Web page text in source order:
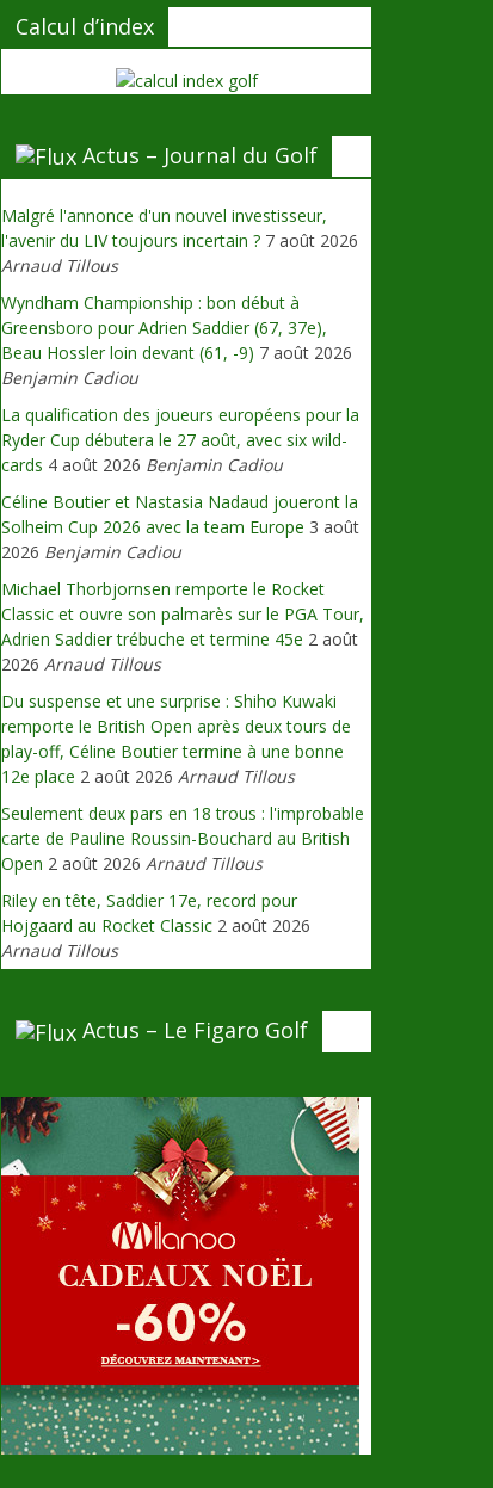
Calcul d’index
Actus – Journal du Golf
Malgré l'annonce d'un nouvel investisseur,
l'avenir du LIV toujours incertain ? 7 août 2026
Arnaud Tillous
Wyndham Championship : bon début à
Greensboro pour Adrien Saddier (67, 37e),
Beau Hossler loin devant (61, -9) 7 août 2026
Benjamin Cadiou
La qualification des joueurs européens pour la
Ryder Cup débutera le 27 août, avec six wild-
cards 4 août 2026 Benjamin Cadiou
Céline Boutier et Nastasia Nadaud joueront la
Solheim Cup 2026 avec la team Europe 3 août
2026 Benjamin Cadiou
Michael Thorbjornsen remporte le Rocket
Classic et ouvre son palmarès sur le PGA Tour,
Adrien Saddier trébuche et termine 45e 2 août
2026 Arnaud Tillous
Du suspense et une surprise : Shiho Kuwaki
remporte le British Open après deux tours de
play-off, Céline Boutier termine à une bonne
12e place 2 août 2026 Arnaud Tillous
Seulement deux pars en 18 trous : l'improbable
carte de Pauline Roussin-Bouchard au British
Open 2 août 2026 Arnaud Tillous
Riley en tête, Saddier 17e, record pour
Hojgaard au Rocket Classic 2 août 2026
Arnaud Tillous
Actus – Le Figaro Golf